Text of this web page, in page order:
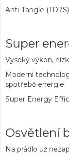
Anti-Tangle (TD7S)
Super
Vysoký výkon,
Moderní
spotřebě energie.
Super Energy
Osvětlení
Na prádlo už